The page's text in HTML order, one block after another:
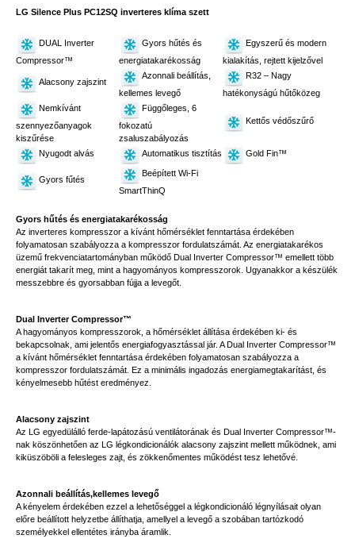
LG Silence Plus PC12SQ inverteres klíma szett
DUAL Inverter
Compressor™
Gyors hűtés és
energiatakarékosság
Egyszerű és modern
kialakítás, rejtett kijelzővel
Alacsony zajszint
Azonnali beállítás,
kellemes levegő
R32 – Nagy
hatékonyságú hűtőközeg
Nemkívánt
szennyezőanyagok
kiszűrése
Függőleges, 6
fokozatú
zsaluszabályozás
Kettős védőszűrő
Nyugodt alvás Automatikus tisztítás Gold Fin™
Gyors fűtés
Beépített Wi-Fi
SmartThinQ
Gyors hűtés és energiatakarékosság
Az inverteres kompresszor a kívánt hőmérséklet fenntartása érdekében
folyamatosan szabályozza a kompresszor fordulatszámát. Az energiatakarékos
üzemű frekvenciatartományban működő Dual Inverter Compressor™ emellett több
energiát takarít meg, mint a hagyományos kompresszorok. Ugyanakkor a készülék
messzebbre és gyorsabban fújja a levegőt.
Dual Inverter Compressor™
A hagyományos kompresszorok, a hőmérséklet állítása érdekében ki- és
bekapcsolnak, ami jelentős energiafogyasztással jár. A Dual Inverter Compressor™
a kívánt hőmérséklet fenntartása érdekében folyamatosan szabályozza a
kompresszor fordulatszámát. Ez a minimális ingadozás energiamegtakarítást, és
kényelmesebb hűtést eredményez.
Alacsony zajszint
Az LG egyedülálló ferde-lapátozású ventilátorának és Dual Inverter Compressor™-
nak köszönhetően az LG légkondicionálók alacsony zajszint mellett működnek, ami
kiküszöböli a felesleges zajt, és zökkenőmentes működést tesz lehetővé.
Azonnali beállítás,kellemes levegő
A kényelem érdekében ezzel a lehetőséggel a légkondicionáló légnyílásait olyan
előre beállított helyzetbe állíthatja, amellyel a levegő a szobában tartózkodó
személyekkel ellentétes irányba áramlik.